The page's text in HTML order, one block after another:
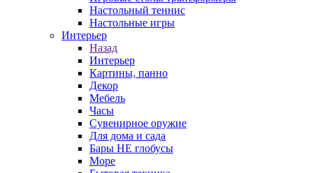
Настольный теннис
Настольные игры
Интерьер
Назад
Интерьер
Картины, панно
Декор
Мебель
Часы
Сувенирное оружие
Для дома и сада
Бары НЕ глобусы
Море